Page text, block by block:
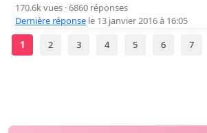
170.6k vues · 6860 réponses
Dernière réponse le 13 janvier 2016 à 16:05
1
2 3 4 5 6 7